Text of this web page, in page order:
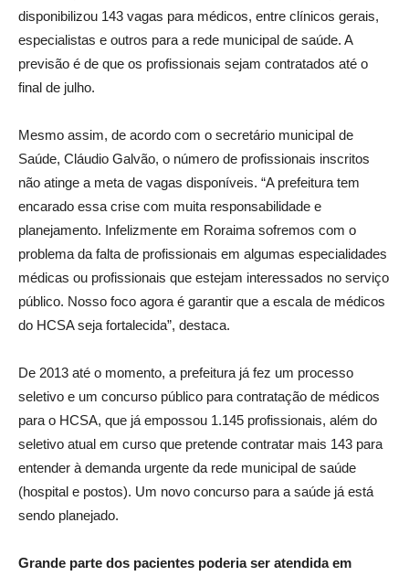
disponibilizou 143 vagas para médicos, entre clínicos gerais,
especialistas e outros para a rede municipal de saúde. A
previsão é de que os profissionais sejam contratados até o
final de julho.
Mesmo assim, de acordo com o secretário municipal de
Saúde, Cláudio Galvão, o número de profissionais inscritos
não atinge a meta de vagas disponíveis. “A prefeitura tem
encarado essa crise com muita responsabilidade e
planejamento. Infelizmente em Roraima sofremos com o
problema da falta de profissionais em algumas especialidades
médicas ou profissionais que estejam interessados no serviço
público. Nosso foco agora é garantir que a escala de médicos
do HCSA seja fortalecida”, destaca.
De 2013 até o momento, a prefeitura já fez um processo
seletivo e um concurso público para contratação de médicos
para o HCSA, que já empossou 1.145 profissionais, além do
seletivo atual em curso que pretende contratar mais 143 para
entender à demanda urgente da rede municipal de saúde
(hospital e postos). Um novo concurso para a saúde já está
sendo planejado.
Grande parte dos pacientes poderia ser atendida em